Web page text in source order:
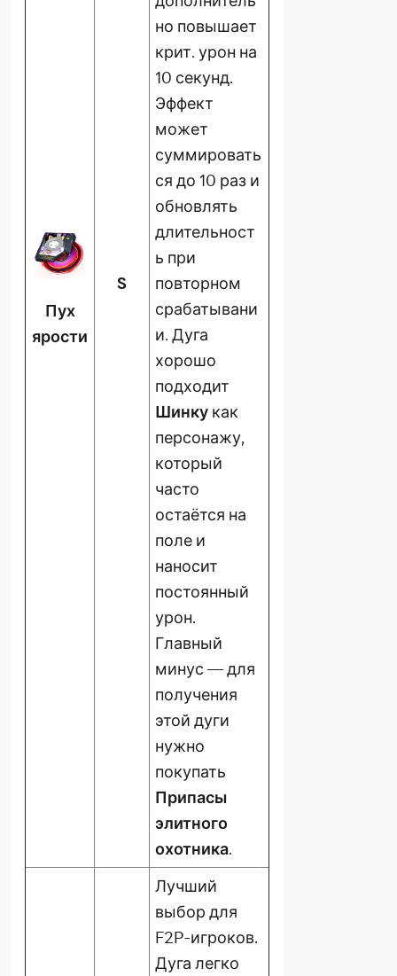
Пух
ярости
S
но повышает
крит. урон на
10 секунд.
Эффект
может
суммировать
ся до 10 раз и
обновлять
длительност
ь при
повторном
срабатывани
и. Дуга
хорошо
подходит
Шинку как
персонажу,
который
часто
остаётся на
поле и
наносит
постоянный
урон.
Главный
минус — для
получения
этой дуги
нужно
покупать
Припасы
элитного
охотника.
Лучший
выбор для
F2P-игроков.
Дуга легко